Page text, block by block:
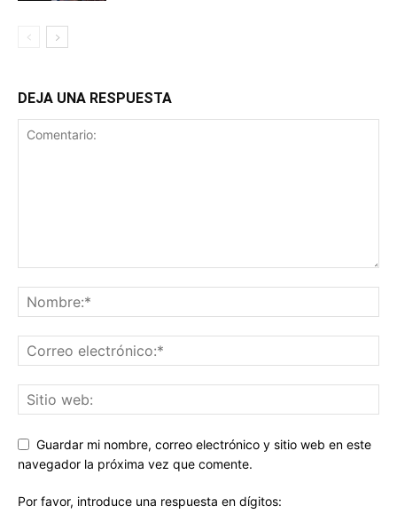
DEJA UNA RESPUESTA
Guardar mi nombre, correo electrónico y sitio web en este
navegador la próxima vez que comente.
Por favor, introduce una respuesta en dígitos: